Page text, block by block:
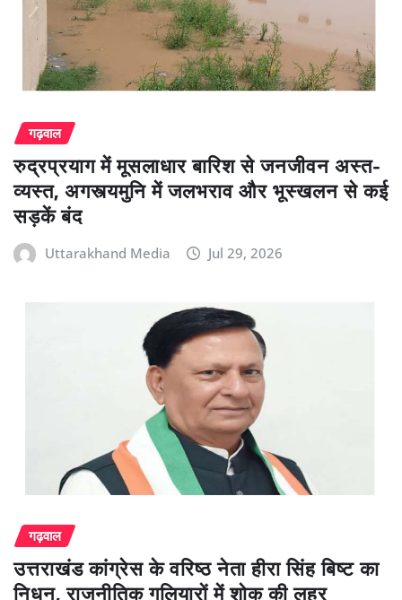
गढ़वाल
रुद्रप्रयाग में मूसलाधार बारिश से जनजीवन अस्त-
व्यस्त, अगस्त्यमुनि में जलभराव और भूस्खलन से कई
सड़कें बंद
Uttarakhand Media Jul 29, 2026
गढ़वाल
उत्तराखंड कांग्रेस के वरिष्ठ नेता हीरा सिंह बिष्ट का